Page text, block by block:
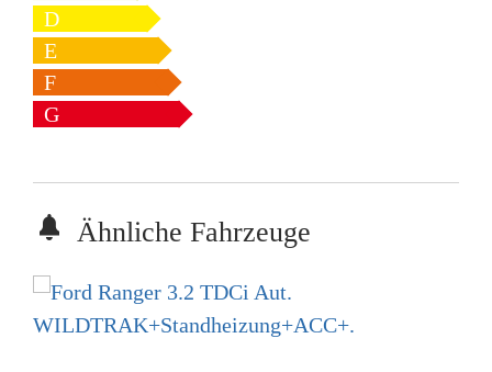
D
E
F
G
Ähnliche Fahrzeuge